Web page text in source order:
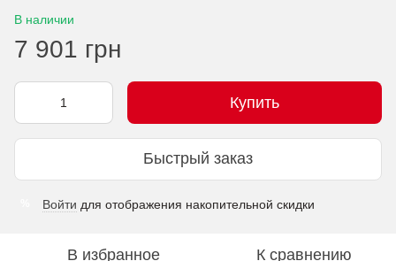
В наличии
7 901 грн
Купить
Быстрый заказ
Войти для отображения накопительной скидки
В избранное К сравнению